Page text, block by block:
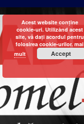
Acest website conține
cookie-uri. Utilizând acest
site, vă dați acordul pentru
folosirea cookie-urilor. mai
mult
Accept